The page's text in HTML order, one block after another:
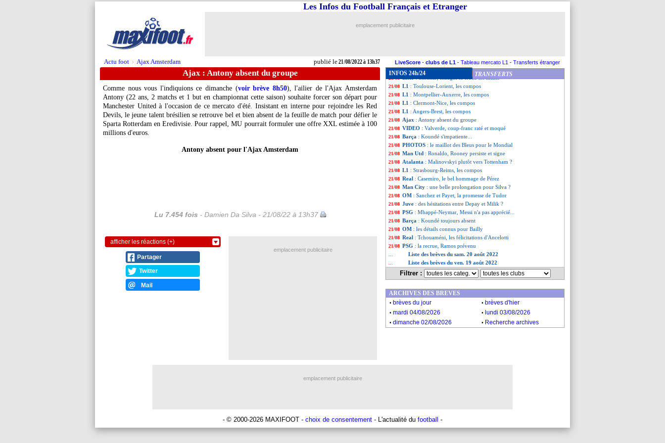
Actu foot > Ajax Amsterdam publié le21/08/2022 à 13h37
Les Infos du Football Français et Etranger
emplacement publicitaire
LiveScore - clubs de L1 - Tableau mercato L1 - Transferts étranger
Ajax : Antony absent du groupe
Comme nous vous l'indiquions ce dimanche (voir brève 8h50), l'ailier de l'Ajax Amsterdam
Antony (22 ans, 2 matchs et 1 but en championnat cette saison) souhaite forcer son départ pour
Manchester United à l'occasion de ce mercato d'été. Insistant en interne pour rejoindre les Red
Devils, le jeune talent brésilien se retrouve bel et bien absent de la feuille de match pour défier le
Sparta Rotterdam en Eredivisie. Pour rappel, MU pourrait formuler une offre XXL estimée à 100
millions d'euros.
Antony absent pour l'Ajax Amsterdam
Lu 7.454 fois - Damien Da Silva - 21/08/22 à 13h37
afficher les réactions (+)
Partager
Twitter
Mail
INFOS 24h/24 TRANSFERTS
21/08 Juve: Allegri va réintégrer Rabiot
21/08 L1: Rennes-Ajaccio, les compos
21/08 VIDEO
21/08 L1: Strasbourg 1-1 Reims (fini)
21/08 Lille: Bayo écarté pour un écart de conduite
: Skriniar, Inzaghi se frotte les mains
21/08 L1 : Toulouse-Lorient, les compos
21/08 L1 : Montpellier-Auxerre, les compos
21/08 L1 : Clermont-Nice, les compos
21/08 L1 : Angers-Brest, les compos
21/08 Ajax : Antony absent du groupe
21/08 VIDEO : Valverde, coup-franc raté et moqué
21/08 Barça : Koundé s'impatiente...
21/08 PHOTOS : le maillot des Bleus pour le Mondial
21/08 Man Utd : Ronaldo, Rooney persiste et signe
21/08 Atalanta : Malinovskyi plutôt vers Tottenham ?
21/08 L1 : Strasbourg-Reims, les compos
21/08 Real : Casemiro, le bel hommage de Pérez
21/08 Man City : une belle prolongation pour Silva ?
21/08 OM : Sanchez et Payet, la promesse de Tudor
21/08 Juve : des hésitations entre Depay et Milik ?
21/08 PSG : Mbappé-Neymar, Messi n'a pas apprécié...
21/08 Barça : Koundé toujours absent
21/08 OM : les détails connus pour Bailly
21/08 Real : Tchouaméni, les félicitations d'Ancelotti
21/08 PSG : la recrue, Ramos prévenu
Liste des brèves du sam. 20 août 2022
Liste des brèves du ven. 19 août 2022
Filtrer :
emplacement publicitaire
ARCHIVES DES BREVES
. brèves du jour . brèves d'hier
. mardi 04/08/2026 . lundi 03/08/2026
. dimanche 02/08/2026 . Recherche archives
emplacement publicitaire
- © 2000-2026 MAXIFOOT - choix de consentement - L'actualité du football -